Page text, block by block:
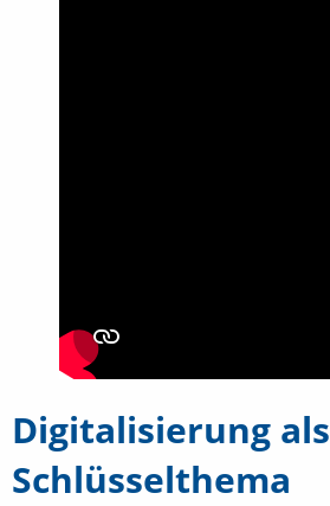
Digitalisierung als
Schlüsselthema